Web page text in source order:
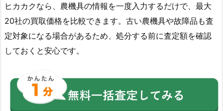
ヒカカクなら、農機具の情報を一度入力するだけで、最大
20社の買取価格を比較できます。古い農機具や故障品も査
定対象になる場合があるため、処分する前に査定額を確認
しておくと安心です。